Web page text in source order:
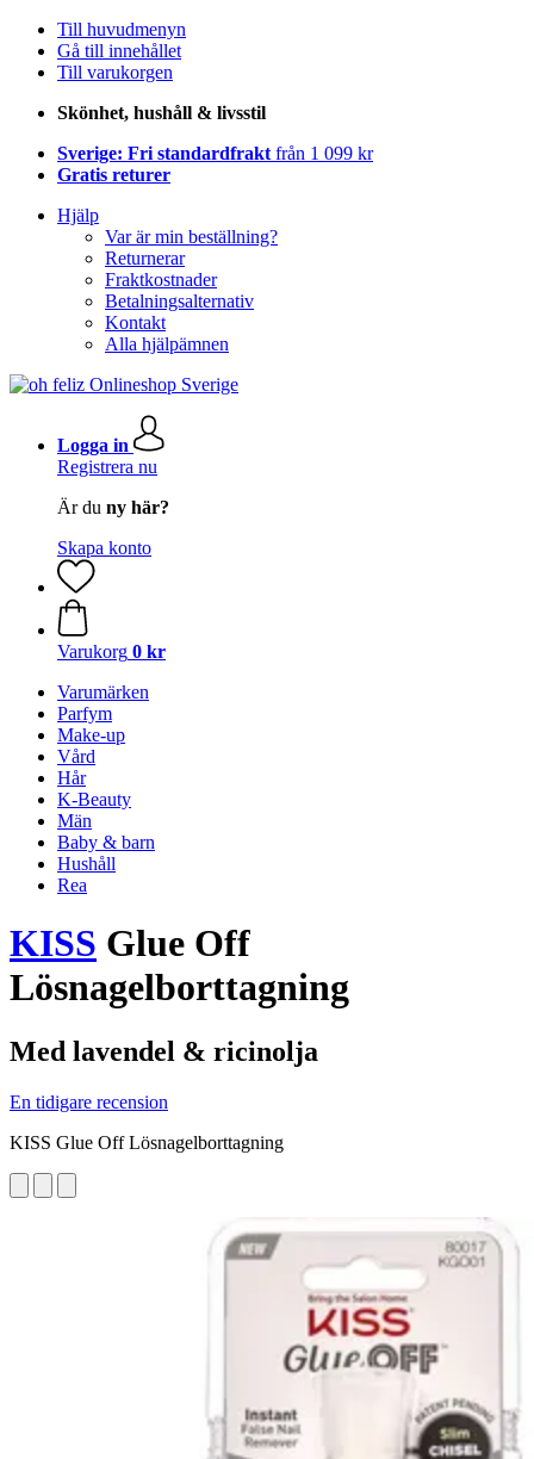
Till huvudmenyn
Gå till innehållet
Till varukorgen
Skönhet, hushåll & livsstil
Sverige: Fri standardfrakt från 1 099 kr
Gratis returer
Hjälp
Var är min beställning?
Returnerar
Fraktkostnader
Betalningsalternativ
Kontakt
Alla hjälpämnen
Logga in
Registrera nu
Är du ny här?
Skapa konto
Varukorg 0 kr
Varumärken
Parfym
Make-up
Vård
Hår
K-Beauty
Män
Baby & barn
Hushåll
Rea
KISS Glue Off
Lösnagelborttagning
Med lavendel & ricinolja
En tidigare recension
KISS Glue Off Lösnagelborttagning